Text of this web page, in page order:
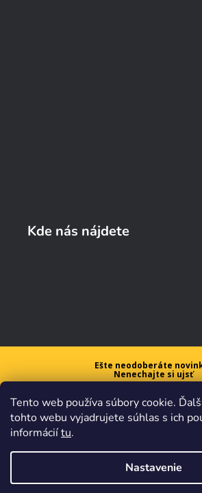
Tento web používa súbory cookie.
tohto webu vyjadrujete súhlas s ich
informáciítu.
Nastavenie
Kde nás nájdete
Ešte neodoberáte
Nenechajte si ujsť
na prvý nákup nad 40
Chcem zľavu